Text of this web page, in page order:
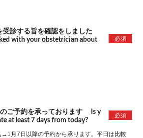
受診する旨を確認をしました
with your obstetrician about
必須
ご予約を承っております Is y
at least 7 days from today?
必須
月7日以降の予約から承ります。平日は比較